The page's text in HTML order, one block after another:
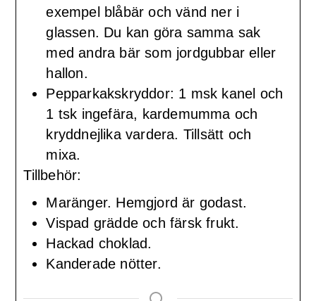
exempel blåbär och vänd ner i
glassen. Du kan göra samma sak
med andra bär som jordgubbar eller
hallon.
Pepparkakskryddor: 1 msk kanel och
1 tsk ingefära, kardemumma och
kryddnejlika vardera. Tillsätt och
mixa.
Tillbehör:
Maränger. Hemgjord är godast.
Vispad grädde och färsk frukt.
Hackad choklad.
Kanderade nötter.